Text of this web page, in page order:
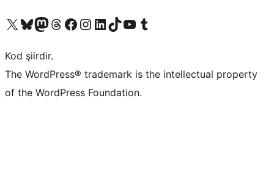
X (eski Twitter) hesabımıza bakın
Bluesky hesabımızı ziyaret edinMastodon hesabımızı ziyaret edinThreads hesabımızı ziyaret edinFacebook sayfamızı ziyaret edinInstagram hesabımızı ziyaret edinLinkedIn hesabımızı ziyaret edinTikTok hesabımızı ziyaret edinYouTube kanalımızı ziyaret edinTumblr hesabımızı ziyaret edin
Kod şiirdir.
The WordPress® trademark is the intellectual property
of the WordPress Foundation.